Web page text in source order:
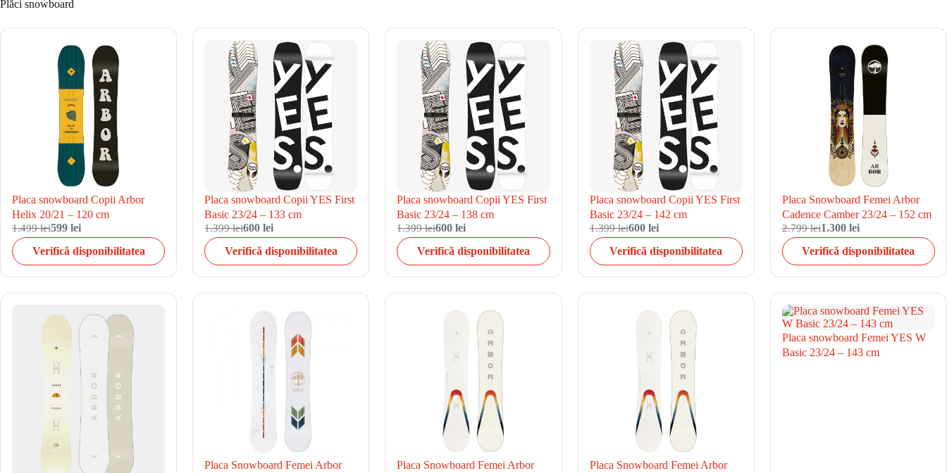
Plăci snowboard
Placa snowboard Copii Arbor
Helix 20/21 – 120 cm
1.499 lei599 lei
Verifică disponibilitatea
Placa snowboard Copii YES First
Basic 23/24 – 133 cm
1.399 lei600 lei
Verifică disponibilitatea
Placa snowboard Copii YES First
Basic 23/24 – 138 cm
1.399 lei600 lei
Verifică disponibilitatea
Placa snowboard Copii YES First
Basic 23/24 – 142 cm
1.399 lei600 lei
Verifică disponibilitatea
Placa Snowboard Femei Arbor
Cadence Camber 23/24 – 152 cm
2.799 lei1.300 lei
Verifică disponibilitatea
Placa Snowboard Femei Arbor
Placa Snowboard Femei Arbor
Placa Snowboard Femei Arbor
Placa snowboard Femei YES W
Basic 23/24 – 143 cm